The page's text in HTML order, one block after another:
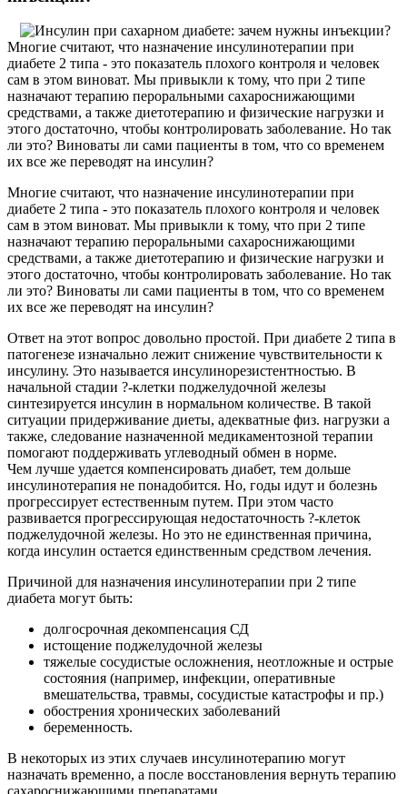
Многие считают, что назначение инсулинотерапии при
диабете 2 типа - это показатель плохого контроля и человек
сам в этом виноват. Мы привыкли к тому, что при 2 типе
назначают терапию пероральными сахароснижающими
средствами, а также диетотерапию и физические нагрузки и
этого достаточно, чтобы контролировать заболевание. Но так
ли это? Виноваты ли сами пациенты в том, что со временем
их все же переводят на инсулин?
Многие считают, что назначение инсулинотерапии при
диабете 2 типа - это показатель плохого контроля и человек
сам в этом виноват. Мы привыкли к тому, что при 2 типе
назначают терапию пероральными сахароснижающими
средствами, а также диетотерапию и физические нагрузки и
этого достаточно, чтобы контролировать заболевание. Но так
ли это? Виноваты ли сами пациенты в том, что со временем
их все же переводят на инсулин?
Ответ на этот вопрос довольно простой. При диабете 2 типа в
патогенезе изначально лежит снижение чувствительности к
инсулину. Это называется инсулинорезистентностью. В
начальной стадии ?-клетки поджелудочной железы
синтезируется инсулин в нормальном количестве. В такой
ситуации придерживание диеты, адекватные физ. нагрузки а
также, следование назначенной медикаментозной терапии
помогают поддерживать углеводный обмен в норме.
Чем лучше удается компенсировать диабет, тем дольше
инсулинотерапия не понадобится. Но, годы идут и болезнь
прогрессирует естественным путем. При этом часто
развивается прогрессирующая недостаточность ?-клеток
поджелудочной железы. Но это не единственная причина,
когда инсулин остается единственным средством лечения.
Причиной для назначения инсулинотерапии при 2 типе
диабета могут быть:
долгосрочная декомпенсация СД
истощение поджелудочной железы
тяжелые сосудистые осложнения, неотложные и острые
состояния (например, инфекции, оперативные
вмешательства, травмы, сосудистые катастрофы и пр.)
обострения хронических заболеваний
беременность.
В некоторых из этих случаев инсулинотерапию могут
назначать временно, а после восстановления вернуть терапию